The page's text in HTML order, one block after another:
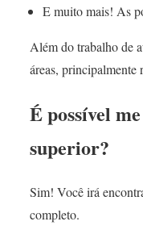
E muito mais! As
Além do trabalho de
áreas, principalmente
É possível
superior?
Sim! Você irá
completo.